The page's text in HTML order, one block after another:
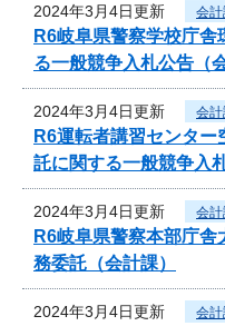
2024年3月4日更新 会
R6岐阜県警察学校庁
る一般競争入札公告（
2024年3月4日更新 会
R6運転者講習センタ
託に関する一般競争入
2024年3月4日更新 会
R6岐阜県警察本部庁
務委託（会計課）
2024年3月4日更新 会